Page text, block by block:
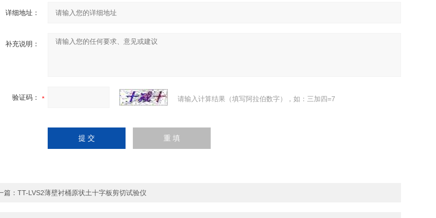
详细地址：
补充说明：
验证码： 请输入计算结果（填写阿拉伯数字），如：三加四=7
篇： TT-LVS2薄壁衬桶原状土十字板剪切试验仪